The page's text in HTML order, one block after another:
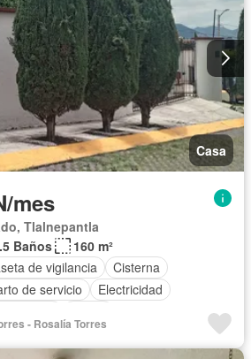
Casa
mes
Tlalnepantla
Baños
160 m²
de vigilancia
Cisterna
de servicio
Electricidad
Seguridad Sin amueblar
- Rosalía Torres